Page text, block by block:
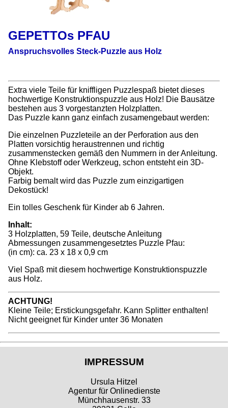
GEPETTOs PFAU
Anspruchsvolles Steck-Puzzle aus Holz
Extra viele Teile für kniffligen Puzzlespaß bietet dieses
hochwertige Konstruktionspuzzle aus Holz! Die Bausätze
bestehen aus 3 vorgestanzten Holzplatten.
Das Puzzle kann ganz einfach zusamengebaut werden:
Die einzelnen Puzzleteile an der Perforation aus den
Platten vorsichtig heraustrennen und richtig
zusammenstecken gemäß den Nummern in der Anleitung.
Ohne Klebstoff oder Werkzeug, schon entsteht ein 3D-
Objekt.
Farbig bemalt wird das Puzzle zum einzigartigen
Dekostück!
Ein tolles Geschenk für Kinder ab 6 Jahren.
Inhalt:
3 Holzplatten, 59 Teile, deutsche Anleitung
Abmessungen zusammengesetztes Puzzle Pfau:
(in cm): ca. 23 x 18 x 0,9 cm
Viel Spaß mit diesem hochwertige Konstruktionspuzzle
aus Holz.
ACHTUNG!
Kleine Teile; Erstickungsgefahr. Kann Splitter enthalten!
Nicht geeignet für Kinder unter 36 Monaten
IMPRESSUM
Ursula Hitzel
Agentur für Onlinedienste
Münchhausenstr. 33